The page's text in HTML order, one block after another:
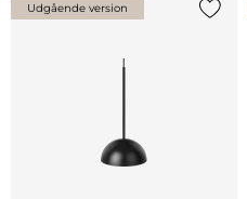
Udgående version